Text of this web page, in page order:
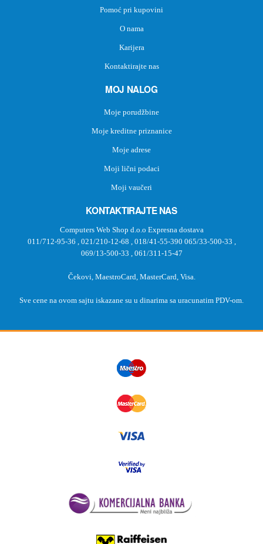
Pomoć pri kupovini
O nama
Karijera
Kontaktirajte nas
MOJ NALOG
Moje porudžbine
Moje kreditne priznanice
Moje adrese
Moji lični podaci
Moji vaučeri
KONTAKTIRAJTE NAS
Computers Web Shop d.o.o Expresna dostava
011/712-95-36 , 021/210-12-68 , 018/41-55-390 065/33-500-33 ,
069/13-500-33 , 061/311-15-47
Čekovi, MaestroCard, MasterCard, Visa.
Sve cene na ovom sajtu iskazane su u dinarima sa uracunatim PDV-om.